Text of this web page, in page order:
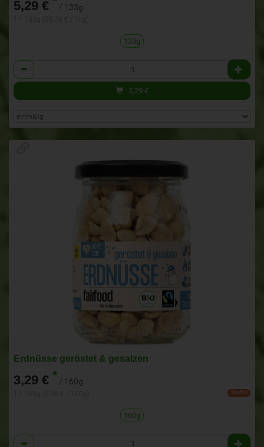
5,29 € / 133g
133g
Anzahl
5,29 €
Erdnüsse geröstet & gesalzen
3,29 € * / 160g
Staffel
160g
Anzahl